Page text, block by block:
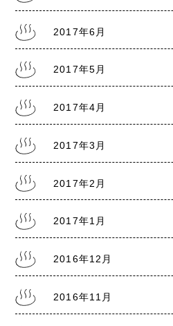
2017年6月
2017年5月
2017年4月
2017年3月
2017年2月
2017年1月
2016年12月
2016年11月